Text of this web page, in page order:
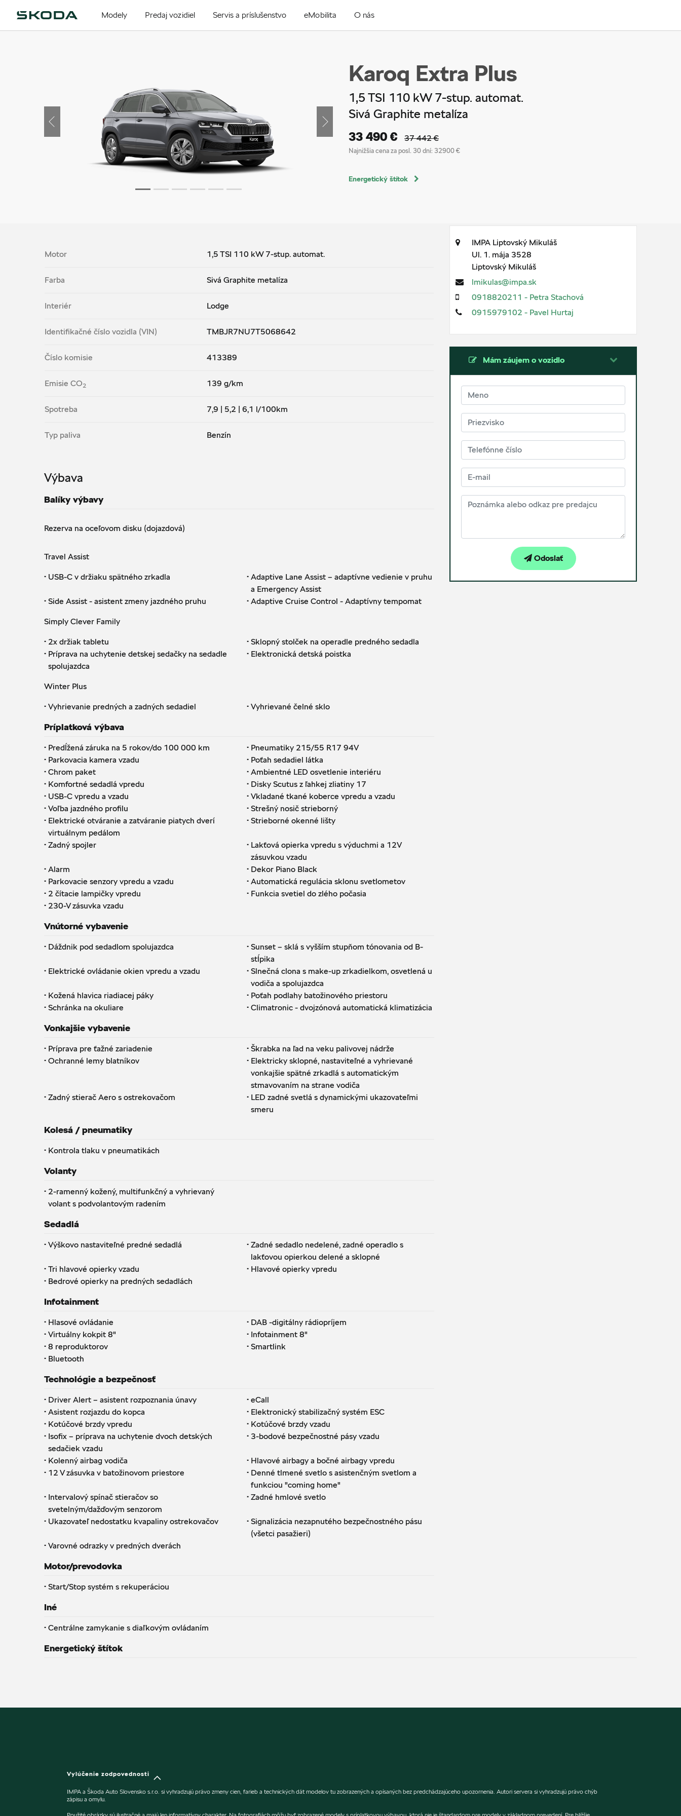
Modely Predaj vozidiel Servis a príslušenstvo eMobilita O nás
Karoq Extra Plus
1,5 TSI 110 kW 7-stup. automat.
Sivá Graphite metalíza
33 490 €
37 442 €
Najnižšia cena za posl. 30 dní: 32900 €
Energetický štítok
Previous Next
Motor 1,5 TSI 110 kW 7-stup. automat.
Farba Sivá Graphite metalíza
Interiér Lodge
Identifikačné číslo vozidla (VIN) TMBJR7NU7T5068642
Číslo komisie 413389
Emisie CO2 139 g/km
Spotreba 7,9 | 5,2 | 6,1 l/100km
Typ paliva Benzín
Výbava
Balíky výbavy
Rezerva na oceľovom disku (dojazdová)
Travel Assist
· USB-C v držiaku spätného zrkadla · Adaptive Lane Assist – adaptívne vedienie v pruhu
a Emergency Assist
· Side Assist - asistent zmeny jazdného pruhu · Adaptive Cruise Control - Adaptívny tempomat
Simply Clever Family
· 2x držiak tabletu · Sklopný stolček na operadle predného sedadla
· Príprava na uchytenie detskej sedačky na sedadle
spolujazdca
· Elektronická detská poistka
Winter Plus
· Vyhrievanie predných a zadných sedadiel · Vyhrievané čelné sklo
Príplatková výbava
· Predĺžená záruka na 5 rokov/do 100 000 km · Pneumatiky 215/55 R17 94V
· Parkovacia kamera vzadu · Poťah sedadiel látka
· Chrom paket · Ambientné LED osvetlenie interiéru
· Komfortné sedadlá vpredu · Disky Scutus z ľahkej zliatiny 17
· USB-C vpredu a vzadu · Vkladané tkané koberce vpredu a vzadu
· Voľba jazdného profilu · Strešný nosič strieborný
· Elektrické otváranie a zatváranie piatych dverí
virtuálnym pedálom
· Strieborné okenné lišty
· Zadný spojler · Lakťová opierka vpredu s výduchmi a 12V
zásuvkou vzadu
· Alarm · Dekor Piano Black
· Parkovacie senzory vpredu a vzadu · Automatická regulácia sklonu svetlometov
· 2 čítacie lampičky vpredu · Funkcia svetiel do zlého počasia
· 230-V zásuvka vzadu
Vnútorné vybavenie
· Dáždnik pod sedadlom spolujazdca · Sunset – sklá s vyšším stupňom tónovania od B-
stĺpika
· Elektrické ovládanie okien vpredu a vzadu · Slnečná clona s make-up zrkadielkom, osvetlená u
vodiča a spolujazdca
· Kožená hlavica riadiacej páky · Poťah podlahy batožinového priestoru
· Schránka na okuliare · Climatronic - dvojzónová automatická klimatizácia
Vonkajšie vybavenie
· Príprava pre ťažné zariadenie · Škrabka na ľad na veku palivovej nádrže
· Ochranné lemy blatníkov · Elektricky sklopné, nastaviteľné a vyhrievané
vonkajšie spätné zrkadlá s automatickým
stmavovaním na strane vodiča
· Zadný stierač Aero s ostrekovačom · LED zadné svetlá s dynamickými ukazovateľmi
smeru
Kolesá / pneumatiky
· Kontrola tlaku v pneumatikách
Volanty
· 2-ramenný kožený, multifunkčný a vyhrievaný
volant s podvolantovým radením
Sedadlá
· Výškovo nastaviteľné predné sedadlá · Zadné sedadlo nedelené, zadné operadlo s
lakťovou opierkou delené a sklopné
· Tri hlavové opierky vzadu · Hlavové opierky vpredu
· Bedrové opierky na predných sedadlách
Infotainment
· Hlasové ovládanie · DAB -digitálny rádiopríjem
· Virtuálny kokpit 8" · Infotainment 8"
· 8 reproduktorov · Smartlink
· Bluetooth
Technológie a bezpečnosť
· Driver Alert – asistent rozpoznania únavy · eCall
· Asistent rozjazdu do kopca · Elektronický stabilizačný systém ESC
· Kotúčové brzdy vpredu · Kotúčové brzdy vzadu
· Isofix – príprava na uchytenie dvoch detských
sedačiek vzadu
· 3-bodové bezpečnostné pásy vzadu
· Kolenný airbag vodiča · Hlavové airbagy a bočné airbagy vpredu
· 12 V zásuvka v batožinovom priestore · Denné tlmené svetlo s asistenčným svetlom a
funkciou "coming home"
· Intervalový spínač stieračov so
svetelným/dažďovým senzorom
· Zadné hmlové svetlo
· Ukazovateľ nedostatku kvapaliny ostrekovačov · Signalizácia nezapnutého bezpečnostného pásu
(všetci pasažieri)
· Varovné odrazky v predných dverách
Motor/prevodovka
· Start/Stop systém s rekuperáciou
Iné
· Centrálne zamykanie s diaľkovým ovládaním
IMPA Liptovský Mikuláš
Ul. 1. mája 3528
Liptovský Mikuláš
lmikulas@impa.sk
0918820211 - Petra Stachová
0915979102 - Pavel Hurtaj
Mám záujem o vozidlo
Odoslať
Energetický štítok
Vylúčenie zodpovednosti
IMPA a Škoda Auto Slovensko s.r.o. si vyhradzujú právo zmeny cien, farieb a technických dát modelov tu zobrazených a opísaných bez predchádzajúceho upozornenia. Autori servera si vyhradzujú právo chýb
zápisu a omylu.